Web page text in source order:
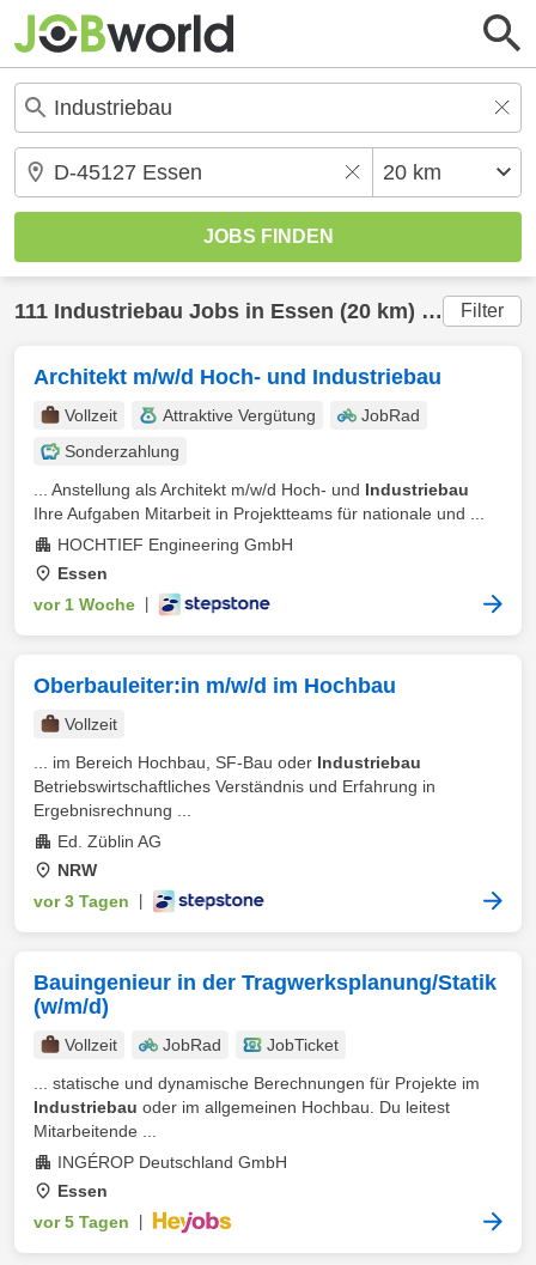
111 Industriebau Jobs in Essen (20 km) gefunden Filter
Architekt m/w/d Hoch- und Industriebau
Vollzeit Attraktive Vergütung
JobRad
Sonderzahlung
... Anstellung als Architekt m/w/d Hoch- und Industriebau
Ihre Aufgaben Mitarbeit in Projektteams für nationale und ...
HOCHTIEF Engineering GmbH
Essen
vor 1 Woche
Oberbauleiter:in m/w/d im Hochbau
Vollzeit
... im Bereich Hochbau, SF-Bau oder Industriebau
Betriebswirtschaftliches Verständnis und Erfahrung in
Ergebnisrechnung ...
Ed. Züblin AG
NRW
vor 3 Tagen
Bauingenieur in der Tragwerksplanung/Statik
(w/m/d)
Vollzeit JobRad
JobTicket
... statische und dynamische Berechnungen für Projekte im
Industriebau oder im allgemeinen Hochbau. Du leitest
Mitarbeitende ...
INGÉROP Deutschland GmbH
Essen
vor 5 Tagen